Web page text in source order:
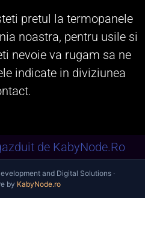
pretul la termopanele
noastra, pentru usile si
nevoie va rugam sa ne
indicate in diviziunea
de KabyNode.Ro
and Digital Solutions ·
by KabyNode.ro